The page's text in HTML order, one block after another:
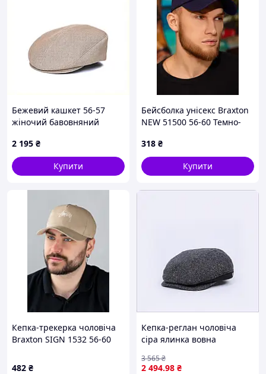
Бежевий кашкет 56-57
жіночий бавовняний
2 195 ₴
Купити
Бейсболка унісекс Braxton
NEW 51500 56-60 Темно-
318 ₴
Купити
Кепка-трекерка чоловіча
Braxton SIGN 1532 56-60
482 ₴
Кепка-реглан чоловіча
сіра ялинка вовна
2 494.98 ₴
3 565₴